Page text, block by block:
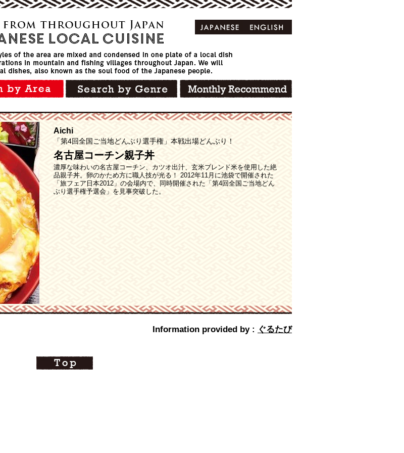
Aichi
「第4回全国ご当地どんぶり選手権」本戦出場どんぶり！
名古屋コーチン親子丼
濃厚な味わいの名古屋コーチン、カツオ出汁、玄米ブレンド米を使用した絶
品親子丼。卵のかため方に職人技が光る！ 2012年11月に池袋で開催された
「旅フェア日本2012」の会場内で、同時開催された「第4回全国ご当地どん
ぶり選手権予選会」を見事突破した。
Information provided by : ぐるたび